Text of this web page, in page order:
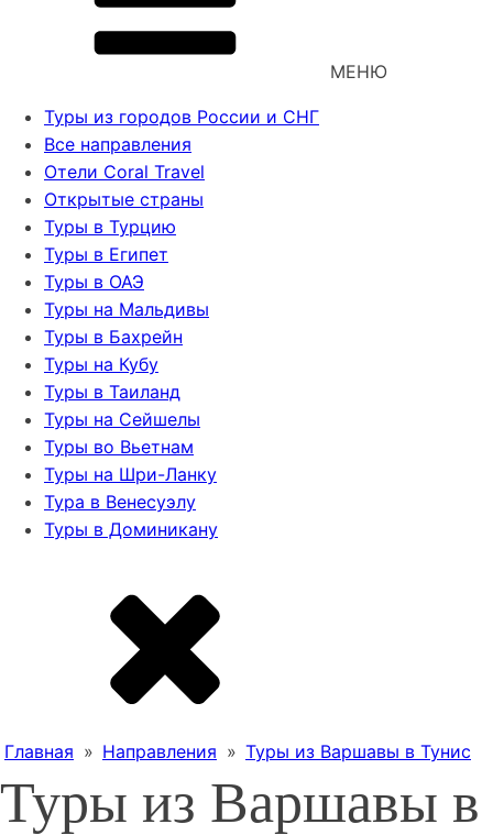
МЕНЮ
Туры из городов России и СНГ
Все направления
Отели Coral Travel
Открытые страны
Туры в Турцию
Туры в Египет
Туры в ОАЭ
Туры на Мальдивы
Туры в Бахрейн
Туры на Кубу
Туры в Таиланд
Туры на Сейшелы
Туры во Вьетнам
Туры на Шри-Ланку
Тура в Венесуэлу
Туры в Доминикану
Главная » Направления » Туры из Варшавы в Тунис
Туры из Варшавы в